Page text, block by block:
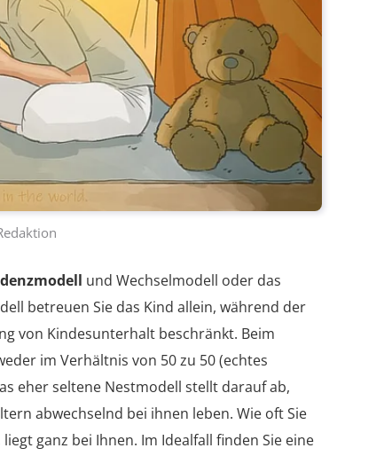
und Wechselmodell oder das
betreuen Sie das Kind allein, während der
von Kindesunterhalt beschränkt. Beim
im Verhältnis von 50 zu 50 (echtes
eher seltene Nestmodell stellt darauf ab,
abwechselnd bei ihnen leben. Wie oft Sie
ganz bei Ihnen. Im Idealfall finden Sie eine